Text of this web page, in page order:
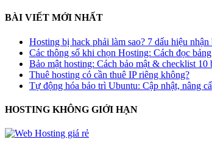
BÀI VIẾT MỚI NHẤT
Hosting bị hack phải làm sao? 7 dấu hiệu
Các thông số khi chọn Hosting: Cách đọc
Bảo mật hosting: Cách bảo mật & checklist 10
Thuê hosting có cần thuê IP riêng không?
Tự động hóa bảo trì Ubuntu: Cập nhật, nâng
HOSTING KHÔNG GIỚI HẠN